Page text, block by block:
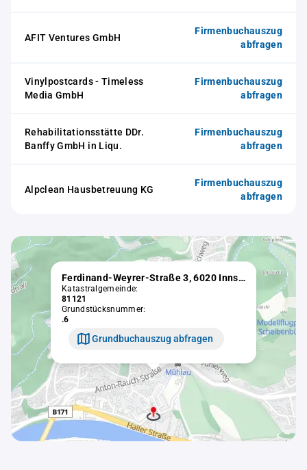
AFIT Ventures GmbH
Firmenbuchauszug
abfragen
Vinylpostcards - Timeless
Media GmbH
Firmenbuchauszug
abfragen
Rehabilitationsstätte DDr.
Banffy GmbH in Liqu.
Firmenbuchauszug
abfragen
Alpclean Hausbetreuung KG
Firmenbuchauszug
abfragen
Ferdinand-Weyrer-Straße 3, 6020 Innsbruck
Katastralgemeinde:
81121
Grundstücksnummer:
.6
Grundbuchauszug abfragen